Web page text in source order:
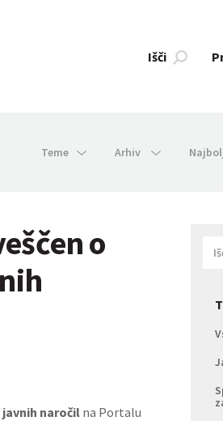
Išči
Teme Arhiv
o
naročil na Portalu